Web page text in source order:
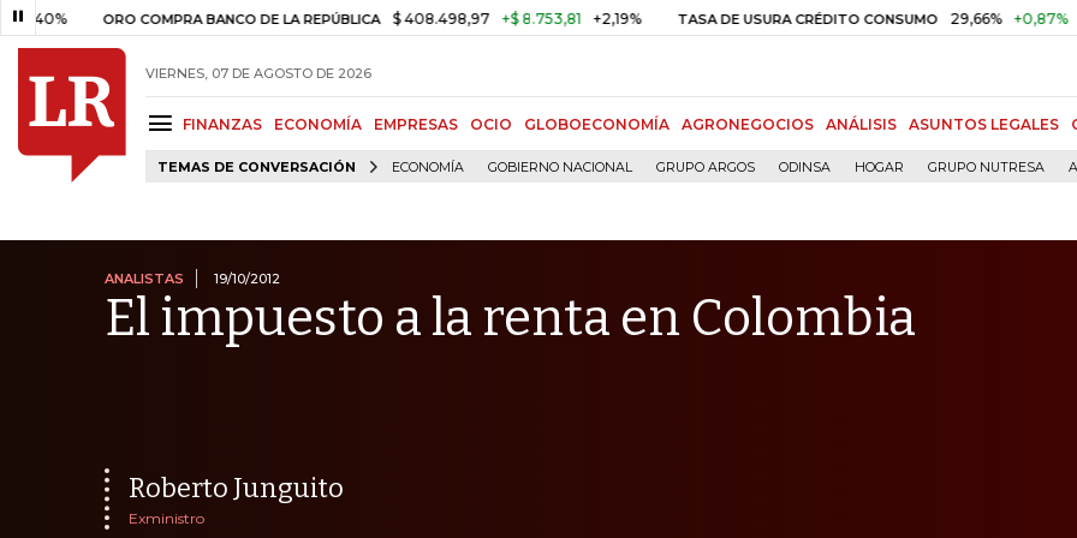
ORO COMPRA BANCO DE LA REPÚBLICA $ 408.498,97 +$ 8.753,81 +2,19% TASA DE USURA CRÉDITO CONSUMO 29,66% +0,87% +3,02%
VIERNES, 07 DE AGOSTO DE 2026
FINANZAS ECONOMÍA EMPRESAS OCIO GLOBOECONOMÍA AGRONEGOCIOS ANÁLISIS ASUNTOS LEGALES
TEMAS DE CONVERSACIÓN ECONOMÍA GOBIERNO NACIONAL GRUPO ARGOS ODINSA HOGAR GRUPO NUTRESA
ANALISTAS 19/10/2012
El impuesto a la renta en Colombia
Roberto Junguito
Exministro